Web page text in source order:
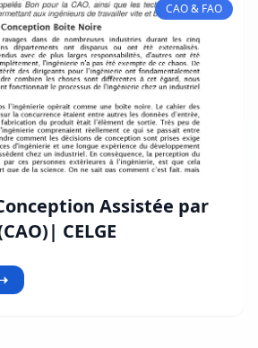
CAO & FAO
Assistée par
CELGE